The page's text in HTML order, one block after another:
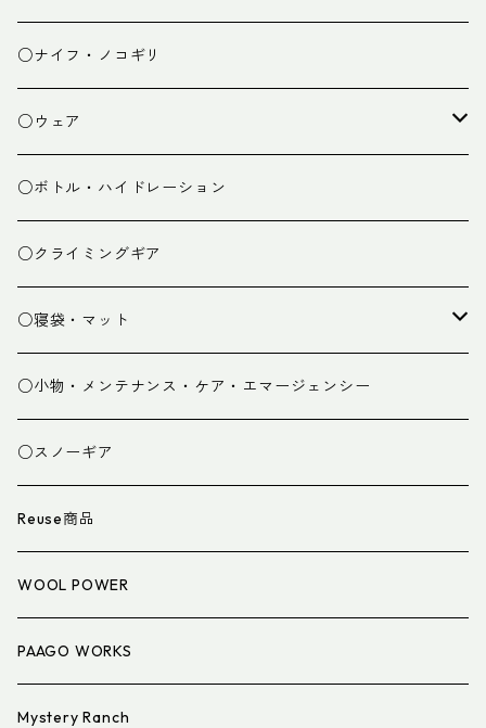
チェア
焚き火台
焚き火小物
○ナイフ・ノコギリ
○ウェア
ミドルレイヤー
ベースレイヤー
パンツ
グローブ
スパッツ・ゲイター
衣類小物
アイウェア
○ボトル・ハイドレーション
○クライミングギア
○寝袋・マット
寝袋
マット
寝具小物
○小物・メンテナンス・ケア・エマージェンシー
○スノーギア
Reuse商品
WOOL POWER
PAAGO WORKS
Mystery Ranch